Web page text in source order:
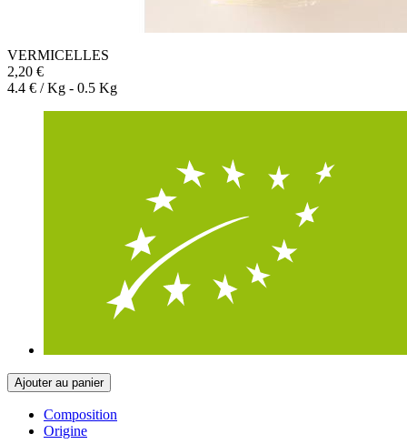
VERMICELLES
2,20 €
4.4 € / Kg - 0.5 Kg
Ajouter au panier
Composition
Origine